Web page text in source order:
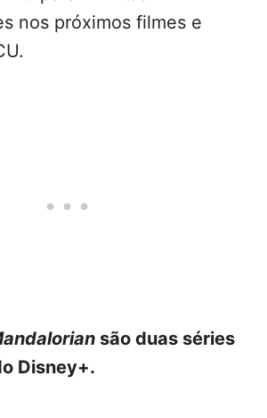
nos próximos filmes e
são duas séries
Disney+.